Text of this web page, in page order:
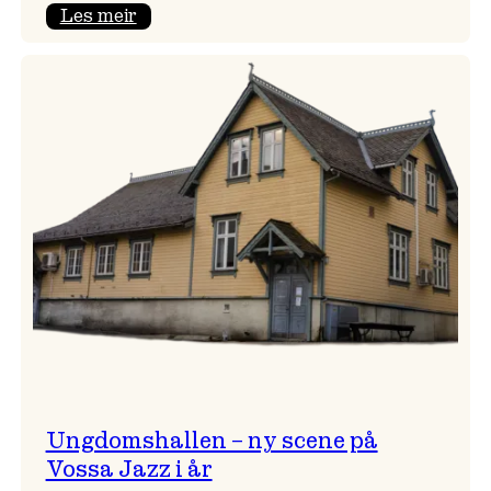
Les meir:
opningskonsert!
Ungdomshallen – ny scene på
Vossa Jazz i år